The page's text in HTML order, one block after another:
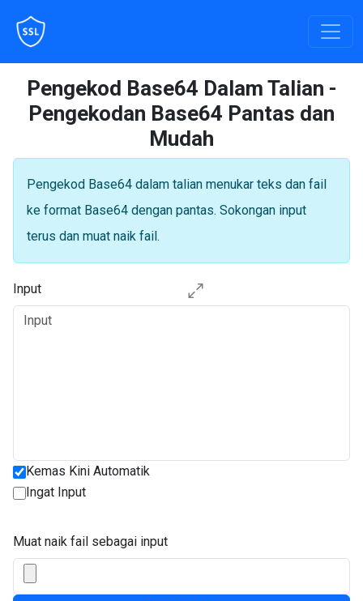
Pengekod Base64 Dalam Talian -
Pengekodan Base64 Pantas dan
Mudah
Pengekod Base64 dalam talian menukar teks dan fail
ke format Base64 dengan pantas. Sokongan input
terus dan muat naik fail.
Input
Kemas Kini Automatik
Ingat Input
Muat naik fail sebagai input